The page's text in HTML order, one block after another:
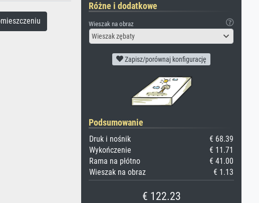
Różne i dodatkowe
Wieszak na obraz
Wieszak zębaty
Zapisz/porównaj konfigurację
Podsumowanie
Druk i nośnik
€ 68.39
Wykończenie
€ 11.71
Rama na płótno
€ 41.00
Wieszak na obraz
€ 1.13
€ 122.23